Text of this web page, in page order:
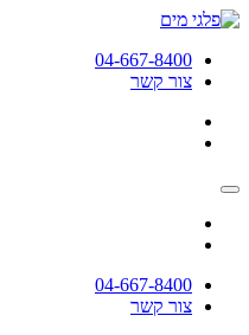
04-667-8400
צור קשר
04-667-8400
צור קשר